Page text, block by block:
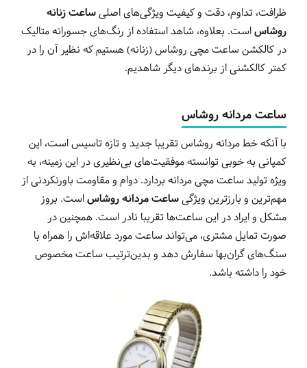
ظرافت، تداوم، دقت و کیفیت ویژگی‌های اصلیساعت زنانه
روشاساست. بعلاوه، شاهد استفاده از رنگ‌های جسورانه متالیک
در کالکشن ساعت مچی روشاس (زنانه) هستیم که نظیر آن را در
کمتر کالکشنی از برندهای دیگر شاهدیم.
ساعت مردانه روشاس
با آنکه خط مردانه روشاس تقریبا جدید و تازه تاسیس است، این
کمپانی به خوبی توانسته موفقیت‌های بی‌نظیری در این زمینه، به
ویژه تولید ساعت مچی مردانه بردارد. دوام و مقاومت باورنکردنی از
مهم‌ترین و بارزترین ویژگیساعت مردانه روشاساست. بروز
مشکل و ایراد در این ساعت‌ها تقریبا نادر است. همچنین در
صورت تمایل مشتری، می‌تواند ساعت مورد علاقه‌اش را همراه با
سنگ‌های گران‌بها سفارش دهد و بدین‌ترتیب ساعت مخصوص
خود را داشته باشد.